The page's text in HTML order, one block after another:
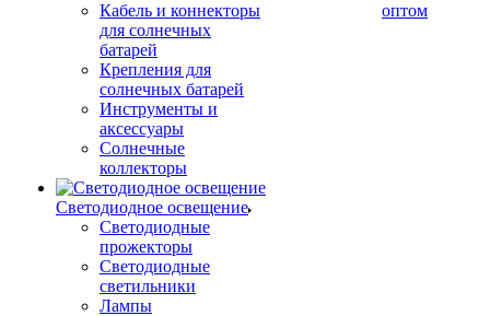
Кабель и коннекторы
для солнечных
батарей
Крепления для
солнечных батарей
Инструменты и
аксессуары
Солнечные
коллекторы
Светодиодное освещение
Светодиодные
прожекторы
Светодиодные
светильники
Лампы
оптом